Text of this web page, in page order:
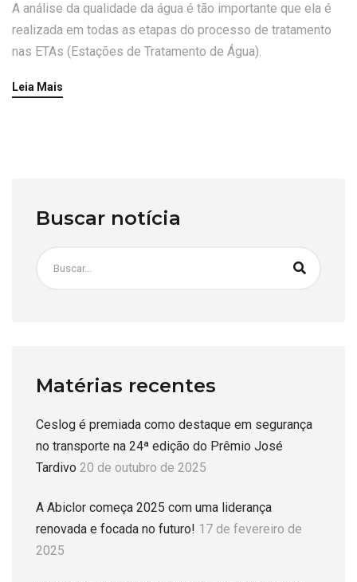
A análise da qualidade da água é tão importante que ela é
realizada em todas as etapas do processo de tratamento
nas ETAs (Estações de Tratamento de Água).
Leia Mais
Buscar notícia
Matérias recentes
Ceslog é premiada como destaque em segurança
no transporte na 24ª edição do Prêmio José
Tardivo 20 de outubro de 2025
A Abiclor começa 2025 com uma liderança
renovada e focada no futuro! 17 de fevereiro de
2025